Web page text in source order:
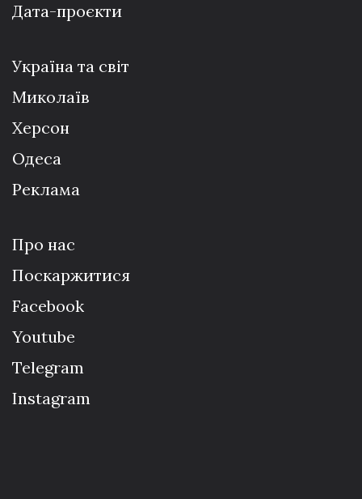
Дата-проєкти
Україна та світ
Миколаїв
Херсон
Одеса
Реклама
Про нас
Поскаржитися
Facebook
Youtube
Telegram
Instagram